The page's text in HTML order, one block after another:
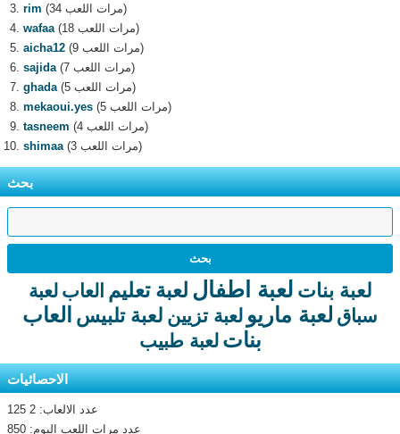
rim
(34 مرات اللعب)
wafaa
(18 مرات اللعب)
aicha12
(9 مرات اللعب)
sajida
(7 مرات اللعب)
ghada
(5 مرات اللعب)
mekaoui.yes
(5 مرات اللعب)
tasneem
(4 مرات اللعب)
shimaa
(3 مرات اللعب)
بحث
لعبة بنات لعبة اطفال لعبة تعليم العاب لعبة
سباق لعبة ماريو لعبة تزيين لعبة تلبيس العاب
بنات لعبة طبيب
الاحصائيات
عدد الالعاب: 2 125
عدد مرات اللعب اليوم: 850